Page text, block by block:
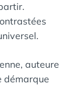
auteure
démarque